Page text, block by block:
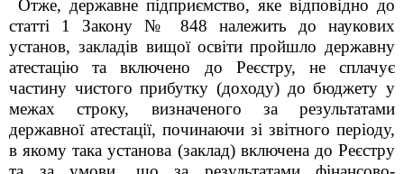
Отже, державне підприємство, яке відповідно до
статті 1 Закону № 848 належить до наукових
установ, закладів вищої освіти пройшло державну
атестацію та включено до Реєстру, не сплачує
частину чистого прибутку (доходу) до бюджету у
межах строку, визначеного за результатами
державної атестації, починаючи зі звітного періоду,
в якому така установа (заклад) включена до Реєстру